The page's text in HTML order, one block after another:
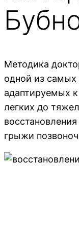
Методика
одной из самых
адаптируемых
легких до
грыжи